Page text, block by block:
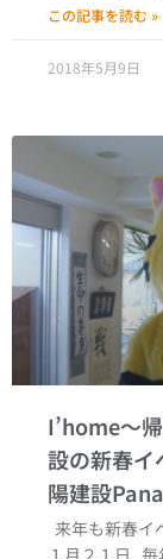
この記事を読む »
2018年5月9日
I’home～
設の新春イ
来年も新春イ